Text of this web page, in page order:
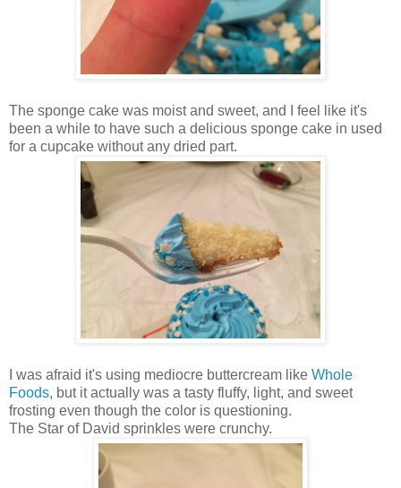
The sponge cake was moist and sweet, and I feel like it's
been a while to have such a delicious sponge cake in used
for a cupcake without any dried part.
I was afraid it's using mediocre buttercream like Whole
Foods, but it actually was a tasty fluffy, light, and sweet
frosting even though the color is questioning.
The Star of David sprinkles were crunchy.